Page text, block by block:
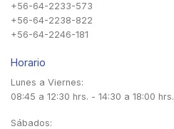
+56-64-2233-573
+56-64-2238-822
+56-64-2246-181
Horario
Lunes a Viernes:
08:45 a 12:30 hrs. - 14:30 a 18:00 hrs.
Sábados: